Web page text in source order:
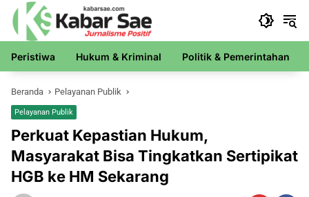
Langsung
konten
Peristiwa Hukum & Kriminal Politik & Pemerintahan
Beranda Pelayanan Publik
Pelayanan Publik
Perkuat Kepastian Hukum,
Masyarakat Bisa Tingkatkan Sertipikat
HGB ke HM Sekarang